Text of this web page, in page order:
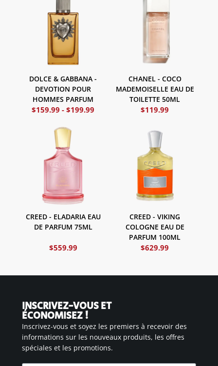
DOLCE & GABBANA -
DEVOTION POUR
HOMMES PARFUM
$159.99 -$199.99
CHANEL - COCO
MADEMOISELLE EAU DE
TOILETTE 50ML
$119.99
CREED - ELADARIA EAU
DE PARFUM 75ML
$559.99
CREED - VIKING
COLOGNE EAU DE
PARFUM 100ML
$629.99
INSCRIVEZ-VOUS ET
ÉCONOMISEZ !
Inscrivez-vous et soyez les premiers à recevoir des
informations sur les nouveaux produits, les offres
spéciales et les promotions.